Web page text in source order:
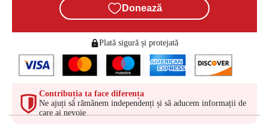
Donează
Plată sigură și protejată
Contribuția ta face diferența
Ne ajuți să rămânem independenți și să aducem informații de
care ai nevoie